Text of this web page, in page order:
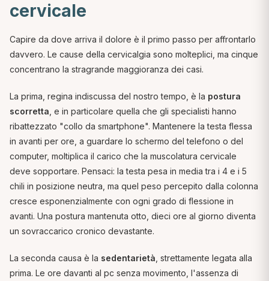
cervicale
Capire da dove arriva il dolore è il primo passo per affrontarlo
davvero. Le cause della cervicalgia sono molteplici, ma cinque
concentrano la stragrande maggioranza dei casi.
La prima, regina indiscussa del nostro tempo, è la postura
scorretta , e in particolare quella che gli specialisti hanno
ribattezzato "collo da smartphone". Mantenere la testa flessa
in avanti per ore, a guardare lo schermo del telefono o del
computer, moltiplica il carico che la muscolatura cervicale
deve sopportare. Pensaci: la testa pesa in media tra i 4 e i 5
chili in posizione neutra, ma quel peso percepito dalla colonna
cresce esponenzialmente con ogni grado di flessione in
avanti. Una postura mantenuta otto, dieci ore al giorno diventa
un sovraccarico cronico devastante.
La seconda causa è la sedentarietà , strettamente legata alla
prima. Le ore davanti al pc senza movimento, l'assenza di